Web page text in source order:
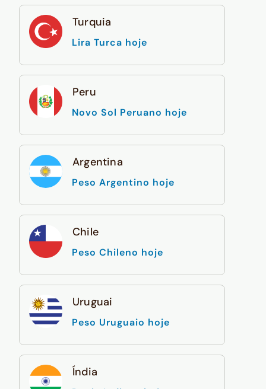
Turquia
Lira Turca hoje
Peru
Novo Sol Peruano hoje
Argentina
Peso Argentino hoje
Chile
Peso Chileno hoje
Uruguai
Peso Uruguaio hoje
Índia